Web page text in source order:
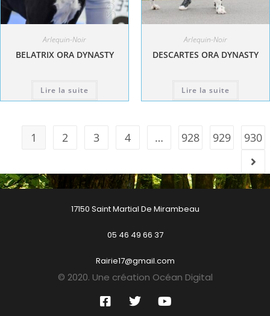
Arlequin-Noir
BELATRIX ORA DYNASTY
Lire la suite
Arlequin-Noir
DESCARTES ORA DYNASTY
Lire la suite
1 2 3 4 … 928 929 930
17150 Saint Martial De Mirambeau
05 46 49 66 37
Rairie17@gmail.com
© 2020. Une création Océan Digital